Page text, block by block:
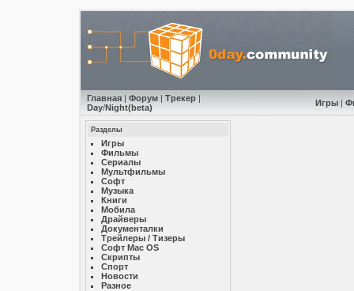
Главная| Форум| Трекер|
Day/Night(beta) Игры|
Разделы
Игры
Фильмы
Сериалы
Мультфильмы
Софт
Музыкa
Книги
Мобила
Драйверы
Документалки
Трейлеры / Тизеры
Софт Mac OS
Скрипты
Спорт
Новости
Разное